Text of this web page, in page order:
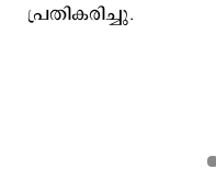
പ്രതികരിച്ചു.